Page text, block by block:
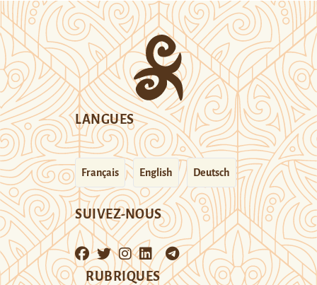
LANGUES
Français English Deutsch
SUIVEZ-NOUS
RUBRIQUES